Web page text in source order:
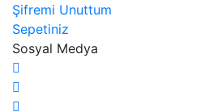
Şifremi Unuttum
Sepetiniz
Sosyal Medya